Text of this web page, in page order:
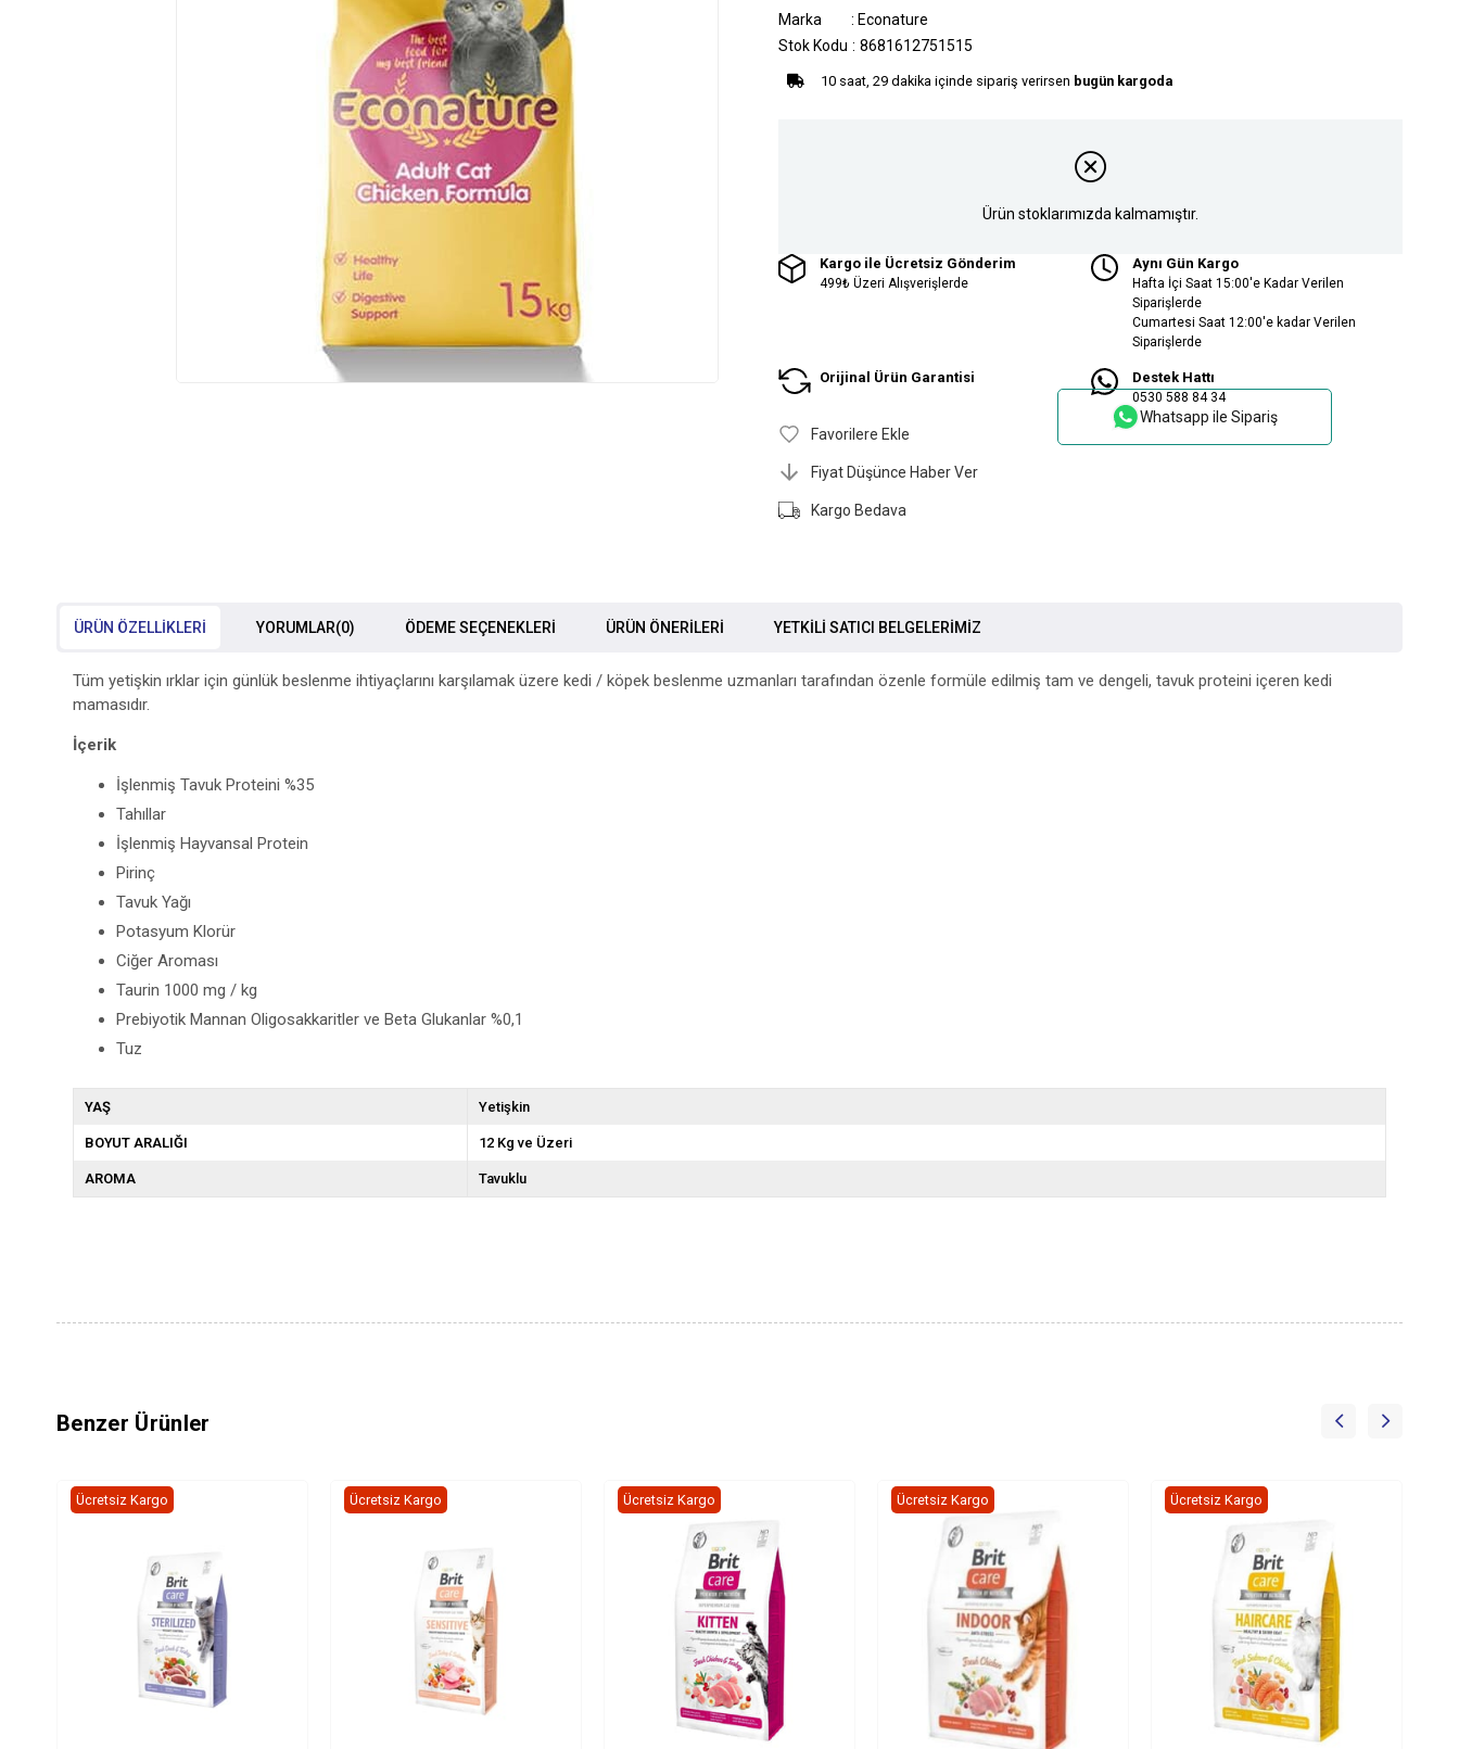
Marka : Econature
Stok Kodu
8681612751515
10 saat, 29 dakika içinde sipariş verirsen bugün kargoda
Ürün stoklarımızda kalmamıştır.
Kargo ile Ücretsiz Gönderim
499₺ Üzeri Alışverişlerde
Aynı Gün Kargo
Hafta İçi Saat 15:00'e Kadar Verilen
Siparişlerde
Cumartesi Saat 12:00'e kadar Verilen
Siparişlerde
Orijinal Ürün Garantisi Destek Hattı
0530 588 84 34
Favorilere Ekle
Fiyat Düşünce Haber Ver
Kargo Bedava
Whatsapp ile Sipariş
ÜRÜN ÖZELLIKLERI YORUMLAR(0) ÖDEME SEÇENEKLERI ÜRÜN ÖNERILERI YETKİLİ SATICI BELGELERİMİZ
Tüm yetişkin ırklar için günlük beslenme ihtiyaçlarını karşılamak üzere kedi / köpek beslenme uzmanları tarafından özenle formüle edilmiş tam ve dengeli, tavuk proteini içeren kedi
mamasıdır.
İçerik
İşlenmiş Tavuk Proteini %35
Tahıllar
İşlenmiş Hayvansal Protein
Pirinç
Tavuk Yağı
Potasyum Klorür
Ciğer Aroması
Taurin 1000 mg / kg
Prebiyotik Mannan Oligosakkaritler ve Beta Glukanlar %0,1
Tuz
YAŞ Yetişkin
BOYUT ARALIĞI 12 Kg ve Üzeri
AROMA Tavuklu
Benzer Ürünler
Ücretsiz Kargo Ücretsiz Kargo Ücretsiz Kargo Ücretsiz Kargo Ücretsiz Kargo